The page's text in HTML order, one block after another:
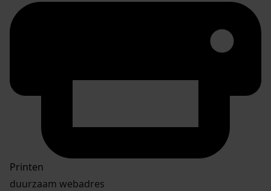
Printen
duurzaam webadres